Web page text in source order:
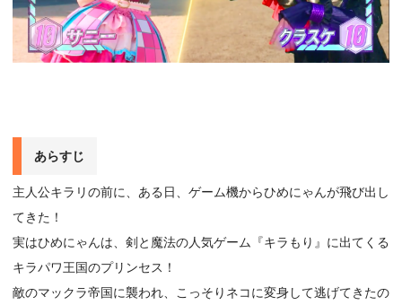
あらすじ
主人公キラリの前に、ある日、ゲーム機からひめにゃんが飛び出し
てきた！
実はひめにゃんは、剣と魔法の人気ゲーム『キラもり』に出てくる
キラパワ王国のプリンセス！
敵のマックラ帝国に襲われ、こっそりネコに変身して逃げてきたの